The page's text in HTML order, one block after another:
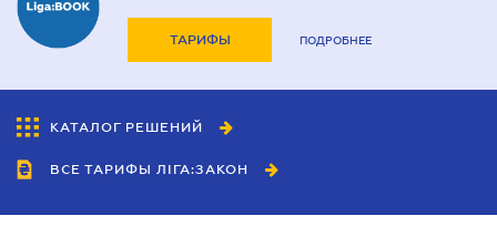
ТАРИФЫ ПОДРОБНЕЕ
КАТАЛОГ РЕШЕНИЙ
ВСЕ ТАРИФЫ ЛІГА:ЗАКОН